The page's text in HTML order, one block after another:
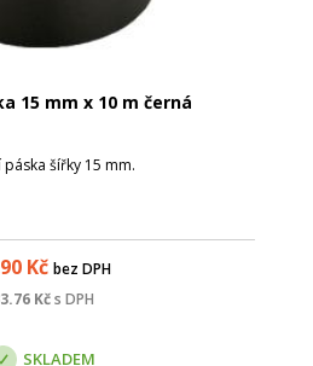
15 mm x 10 m černá
páska šířky 15 mm.
Kč bez DPH
Kč s DPH
SKLADEM